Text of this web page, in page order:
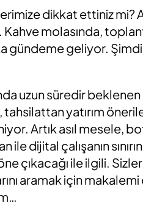
dikkat ettiniz mi?
molasında,
gündeme geliyor.
uzun süredir
yatırım
Artık asıl mesele,
ile dijital çalışanın
çıkacağı ile ilgili.
aramak için